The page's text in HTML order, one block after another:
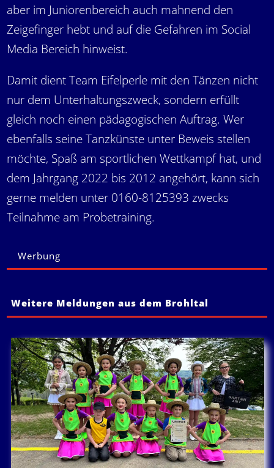
aber im Juniorenbereich auch mahnend den
Zeigefinger hebt und auf die Gefahren im Social
Media Bereich hinweist.
Damit dient Team Eifelperle mit den Tänzen nicht
nur dem Unterhaltungszweck, sondern erfüllt
gleich noch einen pädagogischen Auftrag. Wer
ebenfalls seine Tanzkünste unter Beweis stellen
möchte, Spaß am sportlichen Wettkampf hat, und
dem Jahrgang 2022 bis 2012 angehört, kann sich
gerne melden unter 0160-8125393 zwecks
Teilnahme am Probetraining.
Werbung
Weitere Meldungen aus dem Brohltal